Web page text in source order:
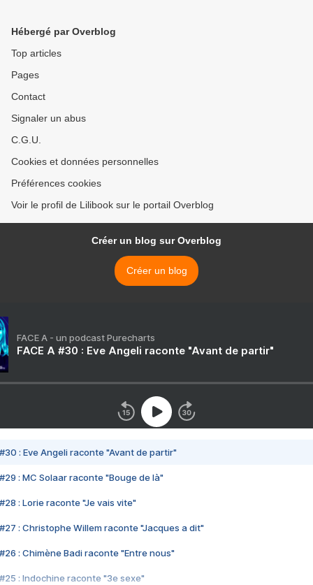
Hébergé par Overblog
Top articles
Pages
Contact
Signaler un abus
C.G.U.
Cookies et données personnelles
Préférences cookies
Voir le profil de Lilibook sur le portail Overblog
Créer un blog sur Overblog
Créer un blog
FACE A - un podcast Purecharts
FACE A #30 : Eve Angeli raconte "Avant de partir"
#30 : Eve Angeli raconte "Avant de partir"
#29 : MC Solaar raconte "Bouge de là"
#28 : Lorie raconte "Je vais vite"
#27 : Christophe Willem raconte "Jacques a dit"
#26 : Chimène Badi raconte "Entre nous"
#25 : Indochine raconte "3e sexe"